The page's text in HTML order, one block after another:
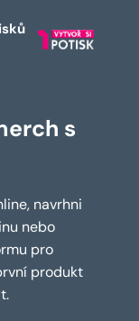
s
navrhni
nebo
pro
produkt